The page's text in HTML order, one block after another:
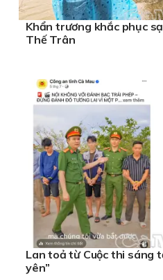
Khẩn trương khắc phục
Thế Trân
Lan toả từ Cuộc thi sáng
yên”